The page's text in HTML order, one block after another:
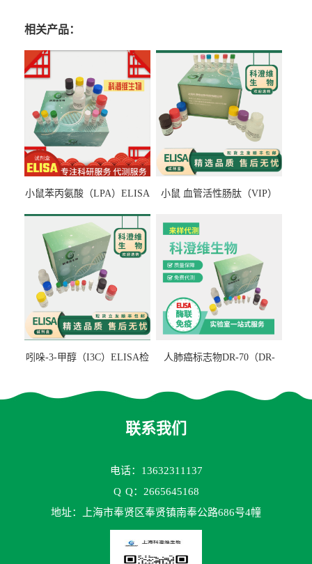
相关产品：
小鼠苯丙氨酸（LPA）ELISA
小鼠 血管活性肠肽（VIP）
吲哚-3-甲醇（I3C）ELISA检
人肺癌标志物DR-70（DR-
联系我们
电话：13632311137
Q Q：2665645168
地址：上海市奉贤区奉贤镇南奉公路686号4幢